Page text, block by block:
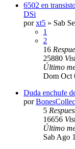
6502 en
DSi
porxt5 » Sab
1
2
16
25880
Último
Dom Oct
Duda enchufe
por
5
16656
Último
Sab Ago